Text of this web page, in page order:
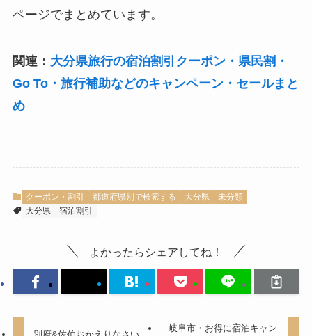
ページでまとめています。
関連： 大分県旅行の宿泊割引クーポン・県民割・
Go To・旅行補助などのキャンペーン・セールまと
め
クーポン・割引 都道府県別で検索する 大分県
未分類
大分県
宿泊割引
よかったらシェアしてね！
岐阜市・お得に宿泊キャン